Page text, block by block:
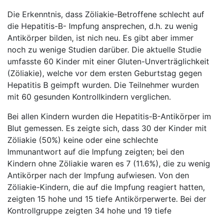
Die Erkenntnis, dass Zöliakie-Betroffene schlecht auf
die Hepatitis-B- Impfung ansprechen, d.h. zu wenig
Antikörper bilden, ist nich neu. Es gibt aber immer
noch zu wenige Studien darüber. Die aktuelle Studie
umfasste 60 Kinder mit einer Gluten-Unverträglichkeit
(Zöliakie), welche vor dem ersten Geburtstag gegen
Hepatitis B geimpft wurden. Die Teilnehmer wurden
mit 60 gesunden Kontrollkindern verglichen.
Bei allen Kindern wurden die Hepatitis-B-Antikörper im
Blut gemessen. Es zeigte sich, dass 30 der Kinder mit
Zöliakie (50%) keine oder eine schlechte
Immunantwort auf die Impfung zeigten; bei den
Kindern ohne Zöliakie waren es 7 (11.6%), die zu wenig
Antikörper nach der Impfung aufwiesen. Von den
Zöliakie-Kindern, die auf die Impfung reagiert hatten,
zeigten 15 hohe und 15 tiefe Antikörperwerte. Bei der
Kontrollgruppe zeigten 34 hohe und 19 tiefe